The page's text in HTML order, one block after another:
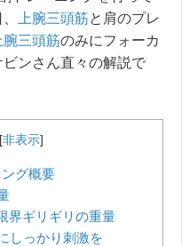
上腕三頭筋と肩のプレ
腕三頭筋のみにフォーカ
ンさん直々の解説で
[非表示]
グ概要
界ギリギリの重量
しっかり刺激を